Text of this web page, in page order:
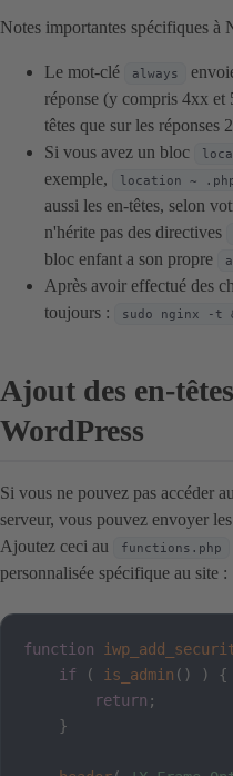
Notes importantes spécifiques à
Le mot-clé always
réponse (y compris 4xx
têtes que sur les réponses
Si vous avez un bloc
exemple,
location ~
aussi les en-têtes, selon
n'hérite pas des directives
bloc enfant a son propre
Après avoir effectué des
toujours :
sudo nginx -t
Ajout des en-
WordPress
Si vous ne pouvez pas accéder
serveur, vous pouvez envoyer
Ajoutez ceci au
functions.php
personnalisée spécifique au site :
function
if
( is_admin ( ) )
{
return ;
}